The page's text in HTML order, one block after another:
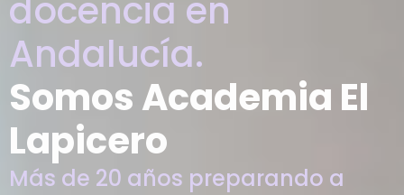
docencia en
Andalucía.
Somos Academia El
Lapicero
Más de 20 años preparando a